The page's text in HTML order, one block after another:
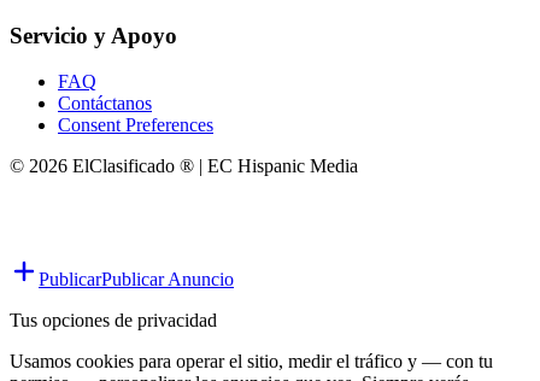
Servicio y Apoyo
FAQ
Contáctanos
Consent Preferences
© 2026 ElClasificado ® | EC Hispanic Media
PublicarPublicar Anuncio
Tus opciones de privacidad
Usamos cookies para operar el sitio, medir el tráfico y — con tu